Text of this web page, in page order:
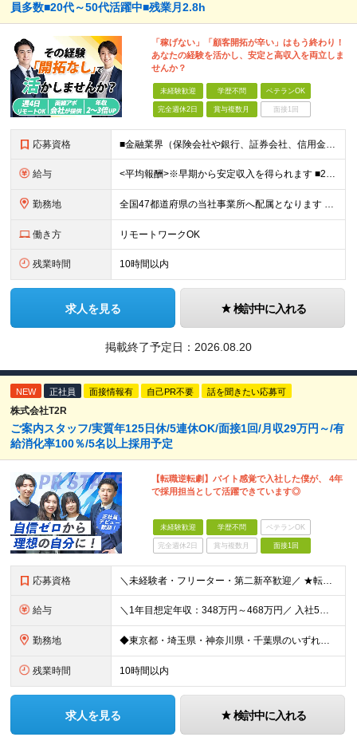
員多数■20代～50代活躍中■残業月2.8h
「稼げない」「顧客開拓が辛い」はもう終わり！
あなたの経験を活かし、安定と高収入を両立しま
せんか？
未経験歓迎 学歴不問 ベテランOK
完全週休2日 賞与複数月 面接1回
応募資格 ■金融業界（保険会社や銀行、証券会社、信用金庫など）の営業経験をお持ちの方 ■学歴不問 ※第二新卒の方も歓迎します ※直販の保険営業職経験者も多数活躍中。 お客さまへのご提案に集中できる仕組みにより
給与 <平均報酬>※早期から安定収入を得られます ■2年目～：888万円 ■3年目～：960万円 ■4年目～：1028万円 ★成果連動型報酬（営業成績に応じて支給/45時間分固定残業代含む/超過分は別途支
勤務地 全国47都道府県の当社事業所へ配属となります ※居住地や希望の勤務先を考慮します ※リモートワークOK／転勤なし ＜本社＞ 東京都台東区浅草橋1-1-8 FP浅草橋ビル (変更の範囲)上記を除く当
働き方 リモートワークOK
残業時間 10時間以内
求人を見る 検討中に入れる
掲載終了予定日： 2026.08.20
NEW 正社員 面接情報有 自己PR不要 話を聞きたい応募可
株式会社T2R
ご案内スタッフ/実質年125日休/5連休OK/面接1回/月収29万円～/有
給消化率100％/5名以上採用予定
【転職逆転劇】バイト感覚で入社した僕が、 4年
で採用担当として活躍できています◎
未経験歓迎 学歴不問 ベテランOK
完全週休2日 賞与複数月 面接1回
応募資格 ＼未経験者・フリーター・第二新卒歓迎／ ★転職回数4回の社員も現在は中心メンバーとして活躍中 ◆正社員デビューOK！ ◆学歴・経験一切不問 ▼----面接担当者より----▼ 「過去は変えられない
給与 ＼1年目想定年収：348万円～468万円／ 入社5年目で月給60.8万円も実現可能！ 月給：25万円～35万円＋交通費全額支給＋資格手当＋賞与など ※経験・スキルを考慮の上、決定します ※残業代は
勤務地 ◆東京都・埼玉県・神奈川県・千葉県のいずれかの携帯ショップやイベント会場に配属 ◆「家から近い場所で働きたい！」という社員の要望に応えてプロジェクトを獲得した実例あり ■本社 東京都豊島区南池袋2-
残業時間 10時間以内
求人を見る 検討中に入れる